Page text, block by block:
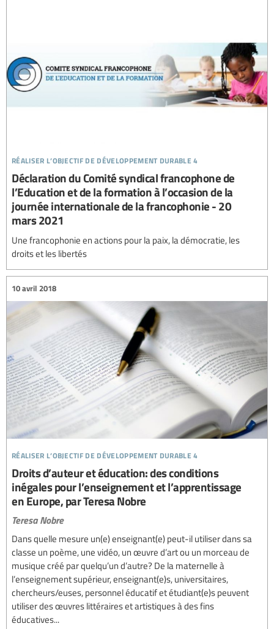
réaliser l’objectif de développement durable 4
Déclaration du Comité syndical francophone de
l’Education et de la formation à l’occasion de la
journée internationale de la francophonie - 20
mars 2021
Une francophonie en actions pour la paix, la démocratie, les
droits et les libertés
réaliser l’objectif de développement durable 4
10 avril 2018
Droits d’auteur et éducation: des conditions
inégales pour l’enseignement et l’apprentissage
en Europe, par Teresa Nobre
Teresa Nobre
Dans quelle mesure un(e) enseignant(e) peut-il utiliser dans sa
classe un poème, une vidéo, un œuvre d’art ou un morceau de
musique créé par quelqu’un d’autre? De la maternelle à
l’enseignement supérieur, enseignant(e)s, universitaires,
chercheurs/euses, personnel éducatif et étudiant(e)s peuvent
utiliser des œuvres littéraires et artistiques à des fins
éducatives...